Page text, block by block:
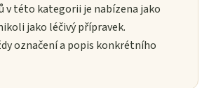
v této kategorii je nabízena jako
jako léčivý přípravek.
označení a popis konkrétního